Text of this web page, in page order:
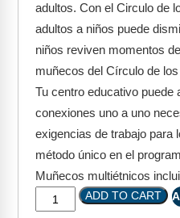
Podcasts
adultos. Con el Circulo de
adultos a niños puede
niños reviven momentos
muñecos del Círculo de
Tu centro educativo puede
conexiones uno a uno
exigencias de trabajo para
método único en el
Muñecos multiétnicos
ADD TO CART